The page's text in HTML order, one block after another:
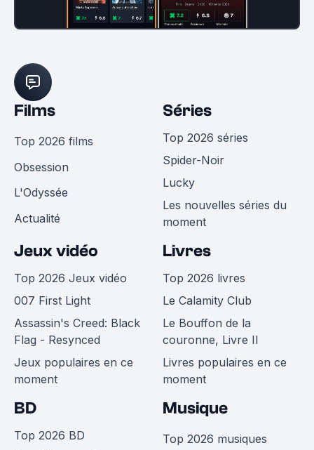
Films
Top 2026 films
Obsession
L'Odyssée
Actualité
Séries
Top 2026 séries
Spider-Noir
Lucky
Les nouvelles séries du
moment
Jeux vidéo
Top 2026 Jeux vidéo
007 First Light
Assassin's Creed: Black
Flag - Resynced
Jeux populaires en ce
moment
Livres
Top 2026 livres
Le Calamity Club
Le Bouffon de la
couronne, Livre II
Livres populaires en ce
moment
BD
Top 2026 BD
Musique
Top 2026 musiques